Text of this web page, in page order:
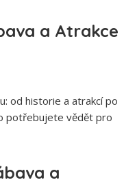
a Atrakce
od historie a atrakcí po
potřebujete vědět pro
a